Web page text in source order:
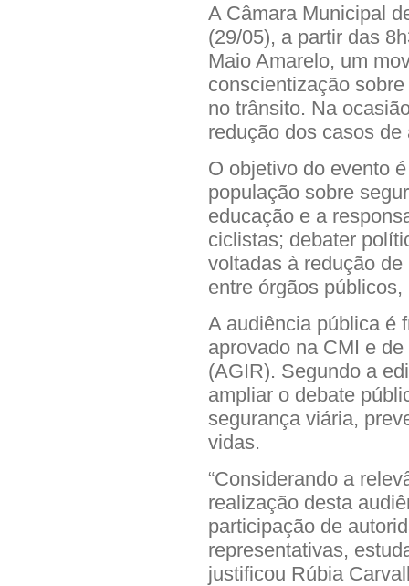
A Câmara Municipal
(29/05), a partir das
Maio Amarelo, um
conscientização
no trânsito. Na
redução dos casos
O objetivo do evento
população sobre
educação e a
ciclistas; debater
voltadas à redução
entre órgãos
A audiência pública é
aprovado na CMI e
(AGIR). Segundo a
ampliar o debate
segurança viária,
vidas.
“Considerando a
realização desta
participação de
representativas,
justificou Rúbia